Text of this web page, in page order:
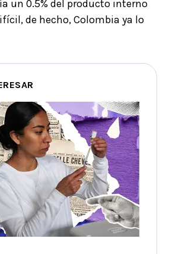
un 0.5% del producto interno
de hecho, Colombia ya lo